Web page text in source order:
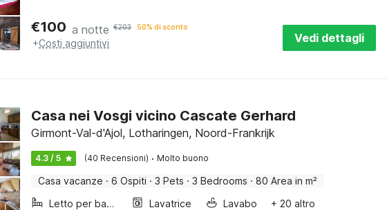
€100 a notte €203 50% di sconto
+Costi aggiuntivi Vedi dettagli
Casa nei Vosgi vicino Cascate Gerhard
Girmont-Val-d'Ajol, Lotharingen, Noord-Frankrijk
4.3 / 5 (40 Recensioni) · Molto buono
Casa vacanze · 6 Ospiti · 3 Pets · 3 Bedrooms · 80 Area in m²
Letto per bambini
Lavatrice Lavabo
+ 20 altro